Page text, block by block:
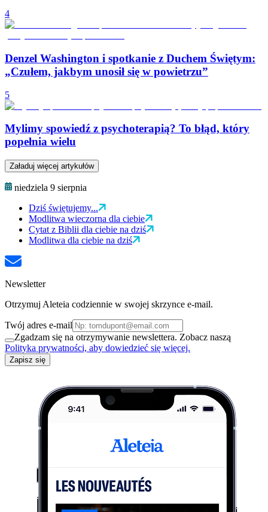
4
Denzel Washington i spotkanie z Duchem Świętym:
„Czułem, jakbym unosił się w powietrzu”
5
Mylimy spowiedź z psychoterapią? To błąd, który
popełnia wielu
Załaduj więcej artykułów
niedziela 9 sierpnia
Dziś świętujemy...
Modlitwa wieczorna dla ciebie
Cytat z Biblii dla ciebie na dziś
Modlitwa dla ciebie na dziś
Newsletter
Otrzymuj Aleteia codziennie w swojej skrzynce e-mail.
Twój adres e-mail
Zgadzam się na otrzymywanie newslettera. Zobacz naszą
Polityka prywatności, aby dowiedzieć się więcej.
Zapisz się